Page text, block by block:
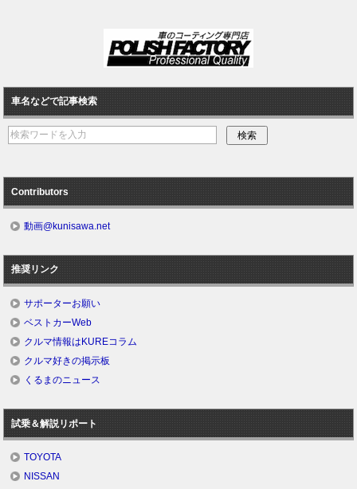
車名などで記事検索
Contributors
動画@kunisawa.net
推奨リンク
サポーターお願い
ベストカーWeb
クルマ情報はKUREコラム
クルマ好きの掲示板
くるまのニュース
試乗＆解説リポート
TOYOTA
NISSAN